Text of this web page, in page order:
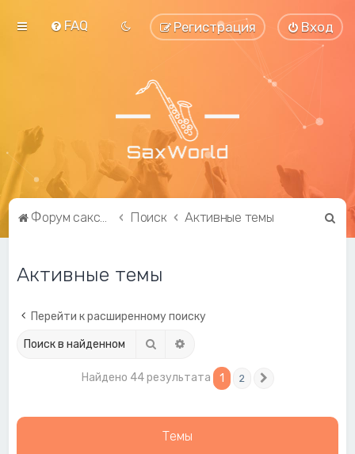
FAQ Вход
Регистрация
Форум саксофонистов SaxWorld.org Поиск Активные темы
Активные темы
Перейти к расширенному поиску
Поиск
Найдено 44 результата 1 2
Темы